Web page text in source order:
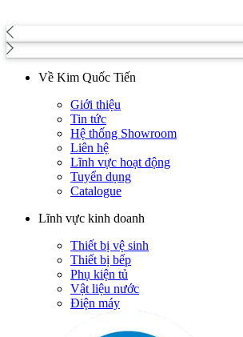
Về Kim Quốc Tiến
Giới thiệu
Tin tức
Hệ thống Showroom
Liên hệ
Lĩnh vực hoạt động
Tuyển dụng
Catalogue
Lĩnh vực kinh doanh
Thiết bị vệ sinh
Thiết bị bếp
Phụ kiện tủ
Vật liệu nước
Điện máy